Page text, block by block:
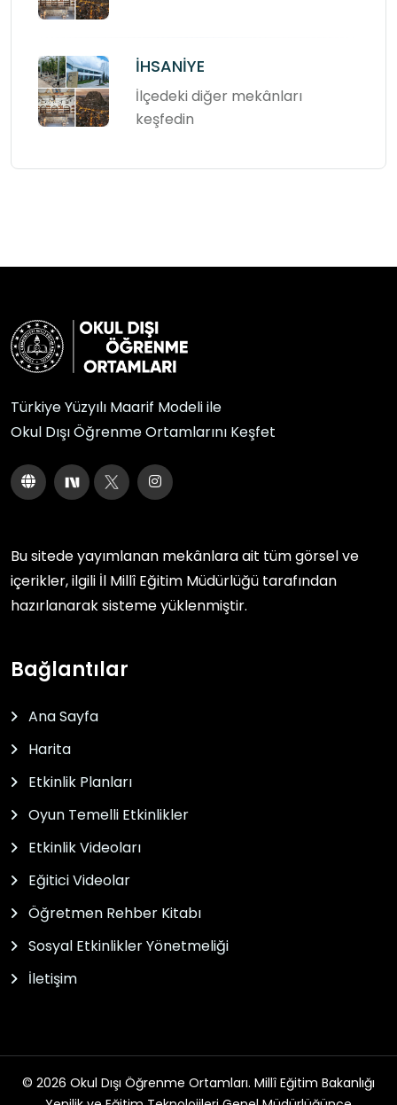
İHSANİYE
İlçedeki diğer mekânları
keşfedin
Türkiye Yüzyılı Maarif Modeli ile
Okul Dışı Öğrenme Ortamlarını Keşfet
Bu sitede yayımlanan mekânlara ait tüm görsel ve
içerikler, ilgili İl Millî Eğitim Müdürlüğü tarafından
hazırlanarak sisteme yüklenmiştir.
Bağlantılar
Ana Sayfa
Harita
Etkinlik Planları
Oyun Temelli Etkinlikler
Etkinlik Videoları
Eğitici Videolar
Öğretmen Rehber Kitabı
Sosyal Etkinlikler Yönetmeliği
İletişim
© 2026 Okul Dışı Öğrenme Ortamları. Millî Eğitim Bakanlığı